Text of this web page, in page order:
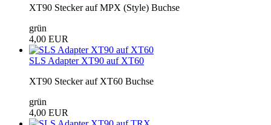
XT90 Stecker auf MPX (Style) Buchse
grün
4,00 EUR
SLS Adapter XT90 auf XT60
XT90 Stecker auf XT60 Buchse
grün
4,00 EUR